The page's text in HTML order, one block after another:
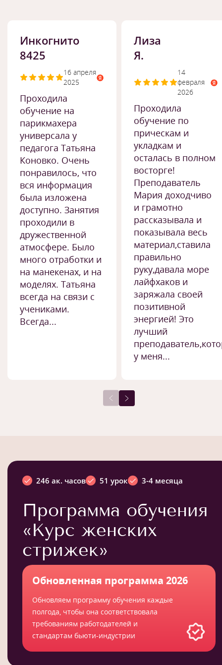
Инкогнито
8425
16 апреля
2025
Проходила
обучение на
парикмахера
универсала у
педагога Татьяна
Коновко. Очень
понравилось, что
вся информация
была изложена
доступно. Занятия
проходили в
дружественной
атмосфере. Было
много отработки и
на манекенах, и на
моделях. Татьяна
всегда на связи с
учениками.
Всегда...
Лиза
Я.
14
февраля
2026
Проходила
обучение по
прическам и
укладкам и
осталась в полном
восторге!
Преподаватель
Мария доходчиво
и грамотно
рассказывала и
показывала весь
материал,ставила
правильно
руку,давала море
лайфхаков и
заряжала своей
позитивной
энергией! Это
лучший
у меня...
246 ак. часов 51 урок 3-4 месяца
Программа обучения
«Курс женских
стрижек»
Обновленная программа 2026
Обновляем программу обучения каждые
полгода, чтобы она соответствовала
требованиям работодателей и
стандартам бьюти-индустрии